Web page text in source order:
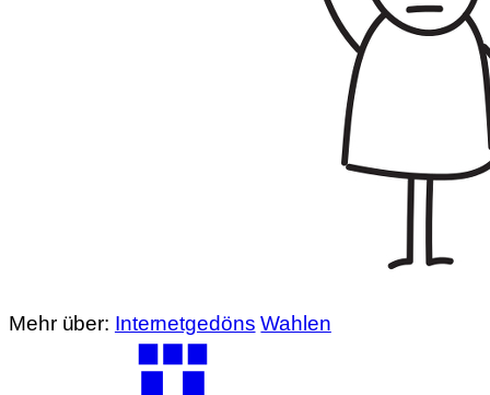
Mehr über: Internetgedöns Wahlen